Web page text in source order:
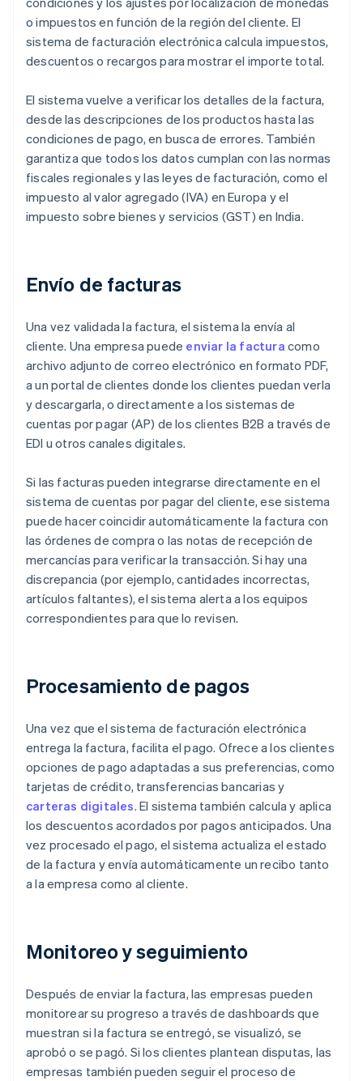
o impuestos en función de la región del cliente. El
sistema de facturación electrónica calcula impuestos,
descuentos o recargos para mostrar el importe total.
El sistema vuelve a verificar los detalles de la factura,
desde las descripciones de los productos hasta las
condiciones de pago, en busca de errores. También
garantiza que todos los datos cumplan con las normas
fiscales regionales y las leyes de facturación, como el
impuesto al valor agregado (IVA) en Europa y el
impuesto sobre bienes y servicios (GST) en India.
Envío de facturas
Una vez validada la factura, el sistema la envía al
cliente. Una empresa puede enviar la factura como
archivo adjunto de correo electrónico en formato PDF,
a un portal de clientes donde los clientes puedan verla
y descargarla, o directamente a los sistemas de
cuentas por pagar (AP) de los clientes B2B a través de
EDI u otros canales digitales.
Si las facturas pueden integrarse directamente en el
sistema de cuentas por pagar del cliente, ese sistema
puede hacer coincidir automáticamente la factura con
las órdenes de compra o las notas de recepción de
mercancías para verificar la transacción. Si hay una
discrepancia (por ejemplo, cantidades incorrectas,
artículos faltantes), el sistema alerta a los equipos
correspondientes para que lo revisen.
Procesamiento de pagos
Una vez que el sistema de facturación electrónica
entrega la factura, facilita el pago. Ofrece a los clientes
opciones de pago adaptadas a sus preferencias, como
tarjetas de crédito, transferencias bancarias y
carteras digitales. El sistema también calcula y aplica
los descuentos acordados por pagos anticipados. Una
vez procesado el pago, el sistema actualiza el estado
de la factura y envía automáticamente un recibo tanto
a la empresa como al cliente.
Monitoreo y seguimiento
Después de enviar la factura, las empresas pueden
monitorear su progreso a través de dashboards que
muestran si la factura se entregó, se visualizó, se
aprobó o se pagó. Si los clientes plantean disputas, las
empresas también pueden seguir el proceso de